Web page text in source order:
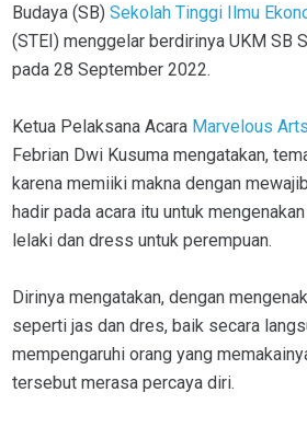
Budaya (SB) Sekolah Tinggi Ilmu
(STEI) menggelar berdirinya UKM SB
pada 28 September 2022.
Ketua Pelaksana Acara Marvelous Arts
Febrian Dwi Kusuma mengatakan,
karena memiiki makna dengan
hadir pada acara itu untuk
lelaki dan dress untuk perempuan.
Dirinya mengatakan, dengan
seperti jas dan dres, baik secara
mempengaruhi orang yang
tersebut merasa percaya diri.